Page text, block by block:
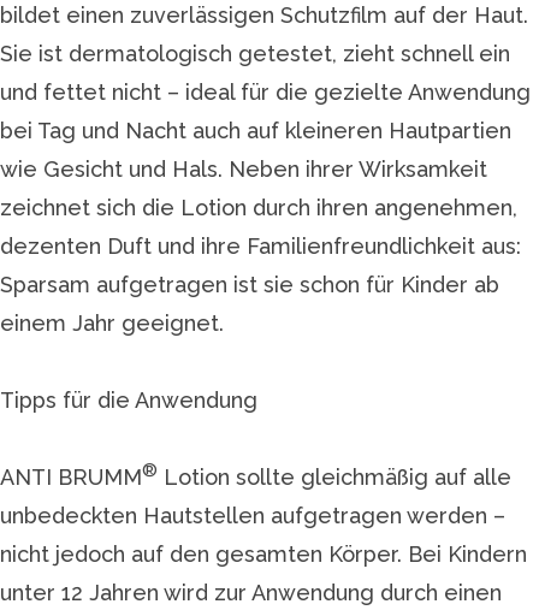
bildet einen zuverlässigen Schutzfilm auf der Haut.
Sie ist dermatologisch getestet, zieht schnell ein
und fettet nicht – ideal für die gezielte Anwendung
bei Tag und Nacht auch auf kleineren Hautpartien
wie Gesicht und Hals. Neben ihrer Wirksamkeit
zeichnet sich die Lotion durch ihren angenehmen,
dezenten Duft und ihre Familienfreundlichkeit aus:
Sparsam aufgetragen ist sie schon für Kinder ab
einem Jahr geeignet.
Tipps für die Anwendung
ANTI BRUMM® Lotion sollte gleichmäßig auf alle
unbedeckten Hautstellen aufgetragen werden –
nicht jedoch auf den gesamten Körper. Bei Kindern
unter 12 Jahren wird zur Anwendung durch einen